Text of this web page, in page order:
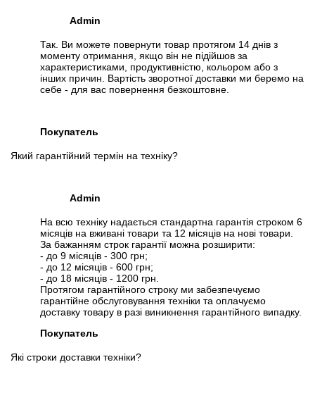
Admin
Так. Ви можете повернути товар протягом 14 днів з
моменту отримання, якщо він не підійшов за
характеристиками, продуктивністю, кольором або з
інших причин. Вартість зворотної доставки ми беремо на
себе - для вас повернення безкоштовне.
Покупатель
Який гарантійний термін на техніку?
Admin
На всю техніку надається стандартна гарантія строком 6
місяців на вживані товари та 12 місяців на нові товари.
За бажанням строк гарантії можна розширити:
- до 9 місяців - 300 грн;
- до 12 місяців - 600 грн;
- до 18 місяців - 1200 грн.
Протягом гарантійного строку ми забезпечуємо
гарантійне обслуговування техніки та оплачуємо
доставку товару в разі виникнення гарантійного випадку.
Покупатель
Які строки доставки техніки?